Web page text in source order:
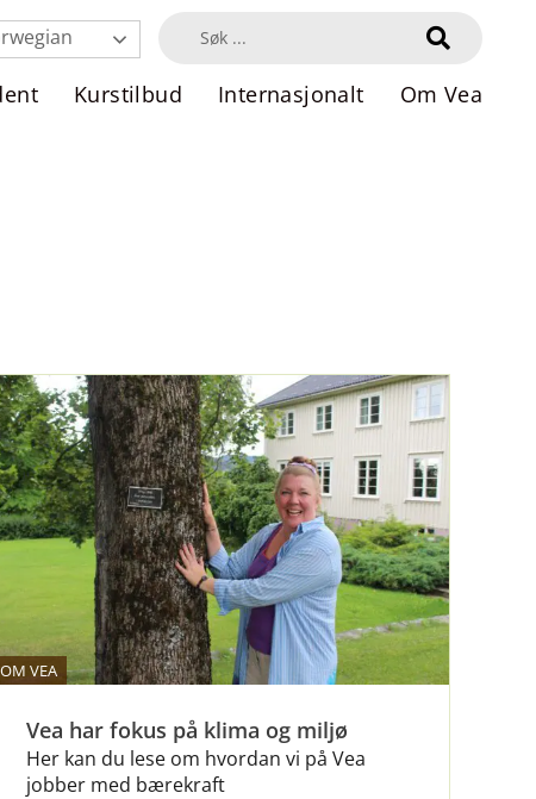
Kurstilbud Internasjonalt Om Vea
OM VEA
Vea har fokus på klima og miljø
Her kan du lese om hvordan vi på Vea
jobber med bærekraft